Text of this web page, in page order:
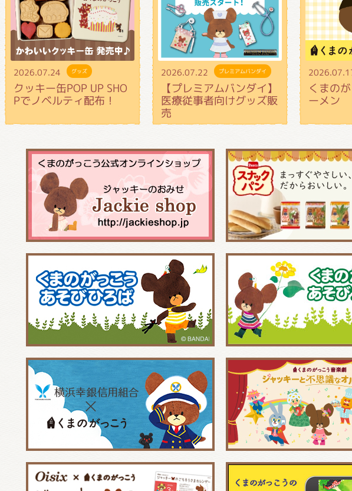
2026.07.24 グッズ
クッキー缶POP UP SHO
Pでノベルティ配布！
2026.07.22 プレミアムバンダイ
【プレミアムバンダイ】
医療従事者向けグッズ販
売
くまの
ーメン